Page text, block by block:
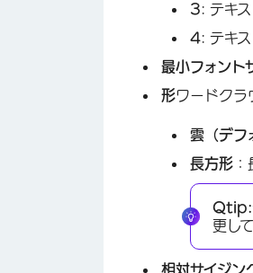
3: テキ
4: テキ
最小フォント
形ワードクラ
雲（デフ
長方形
Qtip:
更し
相対サイジン